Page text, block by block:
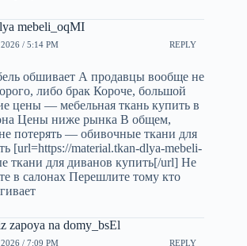
mebeli_oqMI
/ 5:14 PM REPLY
обшивает А продавцы вообще не
либо брак Короче, большой
цены — мебельная ткань купить в
Цены ниже рынка В общем,
потерять — обивочные ткани для
[url=https://material.tkan-dlya-mebeli-
ткани для диванов купить[/url] Не
в салонах Перешлите тому кто
zapoya na domy_bsEl
/ 7:09 PM REPLY